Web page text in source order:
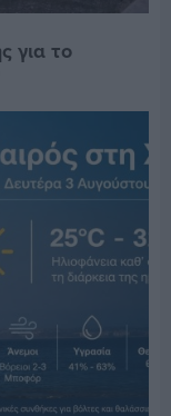
για το